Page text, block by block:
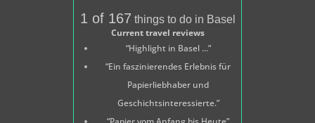
1 of 167 things to do in Basel
Current travel reviews
“Highlight in Basel ...”
“Ein faszinierendes Erlebnis für
Papierliebhaber und
Geschichtsinteressierte.”